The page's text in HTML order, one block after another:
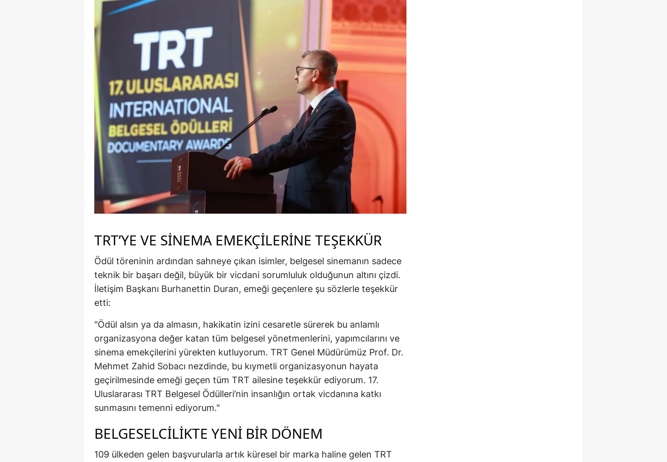
TRT’YE VE SİNEMA EMEKÇİLERİNE TEŞEKKÜR
Ödül töreninin ardından sahneye çıkan isimler, belgesel sinemanın sadece
teknik bir başarı değil, büyük bir vicdani sorumluluk olduğunun altını çizdi.
İletişim Başkanı Burhanettin Duran, emeği geçenlere şu sözlerle teşekkür
etti:
"Ödül alsın ya da almasın, hakikatin izini cesaretle sürerek bu anlamlı
organizasyona değer katan tüm belgesel yönetmenlerini, yapımcılarını ve
sinema emekçilerini yürekten kutluyorum. TRT Genel Müdürümüz Prof. Dr.
Mehmet Zahid Sobacı nezdinde, bu kıymetli organizasyonun hayata
geçirilmesinde emeği geçen tüm TRT ailesine teşekkür ediyorum. 17.
Uluslararası TRT Belgesel Ödülleri’nin insanlığın ortak vicdanına katkı
sunmasını temenni ediyorum."
BELGESELCİLİKTE YENİ BİR DÖNEM
109 ülkeden gelen başvurularla artık küresel bir marka haline gelen TRT